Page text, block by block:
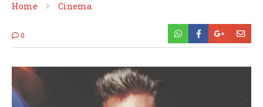
Home Cinema
0